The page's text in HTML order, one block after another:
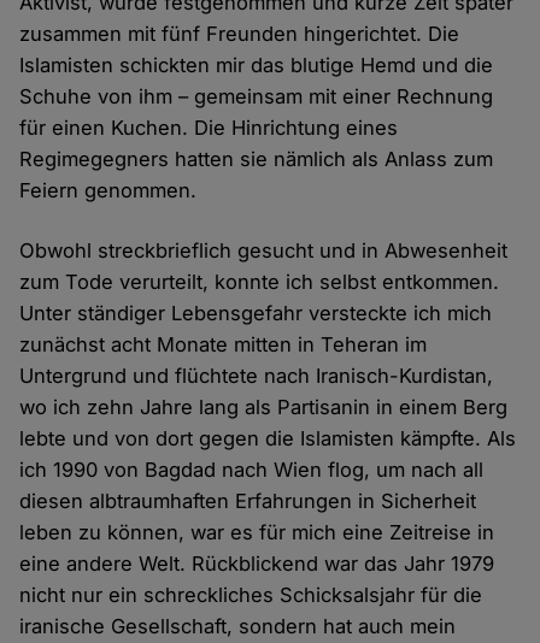
zusammen mit fünf Freunden hingerichtet. Die
Islamisten schickten mir das blutige Hemd und die
Schuhe von ihm – gemeinsam mit einer Rechnung
für einen Kuchen. Die Hinrichtung eines
Regimegegners hatten sie nämlich als Anlass zum
Feiern genommen.
Obwohl streckbrieflich gesucht und in Abwesenheit
zum Tode verurteilt, konnte ich selbst entkommen.
Unter ständiger Lebensgefahr versteckte ich mich
zunächst acht Monate mitten in Teheran im
Untergrund und flüchtete nach Iranisch-Kurdistan,
wo ich zehn Jahre lang als Partisanin in einem Berg
lebte und von dort gegen die Islamisten kämpfte. Als
ich 1990 von Bagdad nach Wien flog, um nach all
diesen albtraumhaften Erfahrungen in Sicherheit
leben zu können, war es für mich eine Zeitreise in
eine andere Welt. Rückblickend war das Jahr 1979
nicht nur ein schreckliches Schicksalsjahr für die
iranische Gesellschaft, sondern hat auch mein